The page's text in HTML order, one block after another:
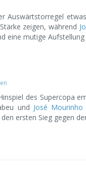
Auswärtstorregel
zeigen, während
eine mutige
des Supercopa
und José Mourinho
ersten Sieg gegen